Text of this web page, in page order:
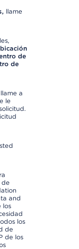
llame
de
de
a
le
de
and
los
los
de
de los